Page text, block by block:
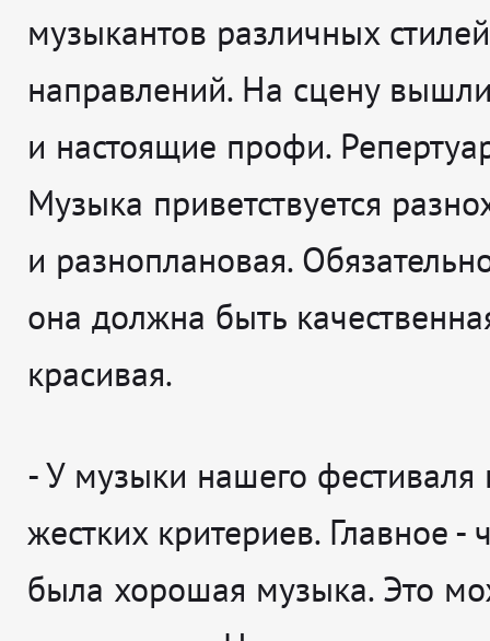
музыкантов различных
направлений. На сцену
и настоящие профи.
Музыка приветствуется
и разноплановая.
она должна быть
красивая.
- У музыки нашего фестиваля
жестких критериев. Главное -
была хорошая музыка. Это